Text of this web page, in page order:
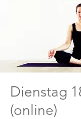
Dienstag
(online)